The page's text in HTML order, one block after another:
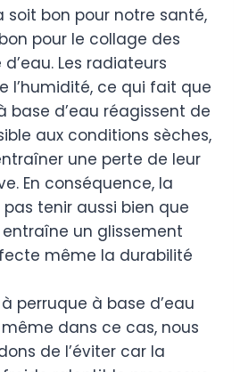
soit bon pour notre santé,
pour le collage des
Les radiateurs
l’humidité, ce qui fait que
base d’eau réagissent de
aux conditions sèches,
une perte de leur
En conséquence, la
tenir aussi bien que
un glissement
même la durabilité
perruque à base d’eau
même dans ce cas, nous
de l’éviter car la